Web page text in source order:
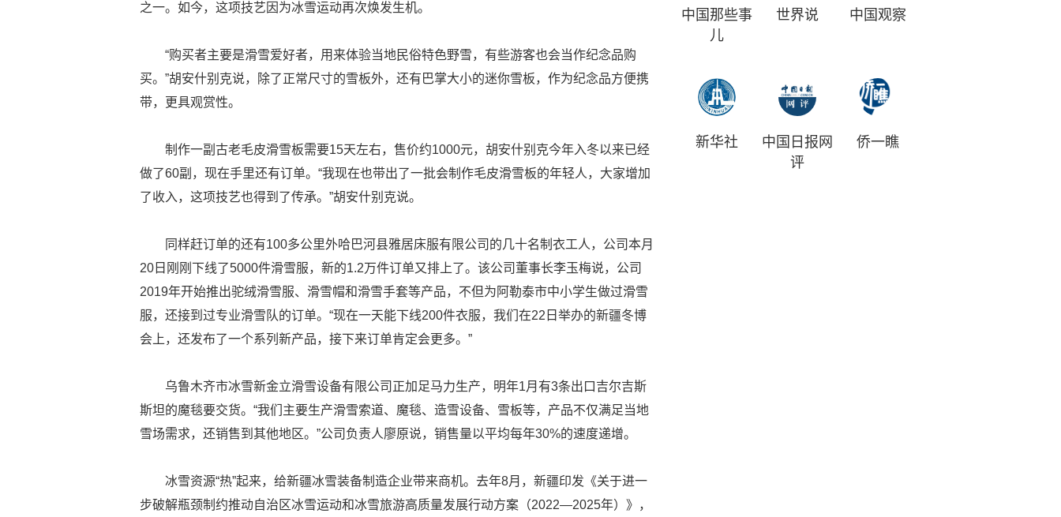
之一。如今，这项技艺因为冰雪运动再次焕发生机。
“购买者主要是滑雪爱好者，用来体验当地民俗特色野雪，有些游客也会当作纪念品购
买。”胡安什别克说，除了正常尺寸的雪板外，还有巴掌大小的迷你雪板，作为纪念品方便携
带，更具观赏性。
制作一副古老毛皮滑雪板需要15天左右，售价约1000元，胡安什别克今年入冬以来已经
做了60副，现在手里还有订单。“我现在也带出了一批会制作毛皮滑雪板的年轻人，大家增加
了收入，这项技艺也得到了传承。”胡安什别克说。
同样赶订单的还有100多公里外哈巴河县雅居床服有限公司的几十名制衣工人，公司本月
20日刚刚下线了5000件滑雪服，新的1.2万件订单又排上了。该公司董事长李玉梅说，公司
2019年开始推出驼绒滑雪服、滑雪帽和滑雪手套等产品，不但为阿勒泰市中小学生做过滑雪
服，还接到过专业滑雪队的订单。“现在一天能下线200件衣服，我们在22日举办的新疆冬博
会上，还发布了一个系列新产品，接下来订单肯定会更多。”
乌鲁木齐市冰雪新金立滑雪设备有限公司正加足马力生产，明年1月有3条出口吉尔吉斯
斯坦的魔毯要交货。“我们主要生产滑雪索道、魔毯、造雪设备、雪板等，产品不仅满足当地
雪场需求，还销售到其他地区。”公司负责人廖原说，销售量以平均每年30%的速度递增。
冰雪资源“热”起来，给新疆冰雪装备制造企业带来商机。去年8月，新疆印发《关于进一
步破解瓶颈制约推动自治区冰雪运动和冰雪旅游高质量发展行动方案（2022—2025年）》，
中国那些事
儿
世界说 中国观察
新华社
中国日报网
评
侨一瞧